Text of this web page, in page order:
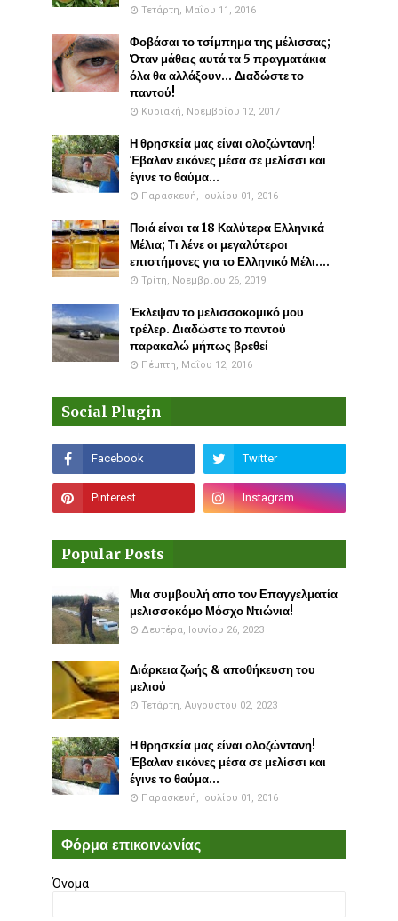
Τετάρτη, Μαΐου 11, 2016
Φοβάσαι το τσίμπημα της μέλισσας;
Όταν μάθεις αυτά τα 5 πραγματάκια
όλα θα αλλάξουν... Διαδώστε το
παντού!
Κυριακή, Νοεμβρίου 12, 2017
Η θρησκεία μας είναι ολοζώντανη!
Έβαλαν εικόνες μέσα σε μελίσσι και
έγινε το θαύμα...
Παρασκευή, Ιουλίου 01, 2016
Ποιά είναι τα 18 Καλύτερα Ελληνικά
Μέλια; Τι λένε οι μεγαλύτεροι
επιστήμονες για το Ελληνικό Μέλι....
Τρίτη, Νοεμβρίου 26, 2019
Έκλεψαν το μελισσοκομικό μου
τρέλερ. Διαδώστε το παντού
παρακαλώ μήπως βρεθεί
Πέμπτη, Μαΐου 12, 2016
Social Plugin
Popular Posts
Μια συμβουλή απο τον Επαγγελματία
μελισσοκόμο Μόσχο Ντιώνια!
Δευτέρα, Ιουνίου 26, 2023
Διάρκεια ζωής & αποθήκευση του
μελιού
Τετάρτη, Αυγούστου 02, 2023
Η θρησκεία μας είναι ολοζώντανη!
Έβαλαν εικόνες μέσα σε μελίσσι και
έγινε το θαύμα...
Παρασκευή, Ιουλίου 01, 2016
Φόρμα επικοινωνίας
Όνομα